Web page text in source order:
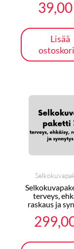
39,00
Lisää
terveys,
raskaus ja